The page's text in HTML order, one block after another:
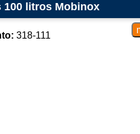
Propósito: Fritar alimentos, como
Funcionamento: Possuem
100 litros Mobinox
318-111